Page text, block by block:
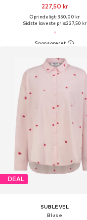
227,50 kr
Oprindeligt: 350,00 kr
Sidste laveste pris:227,50 kr
DEAL
SUBLEVEL
Bluse